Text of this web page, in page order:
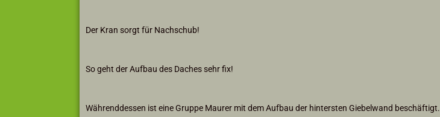
Der Kran sorgt für Nachschub!
So geht der Aufbau des Daches sehr fix!
Währenddessen ist eine Gruppe Maurer mit dem Aufbau der hintersten Giebelwand beschäftigt.